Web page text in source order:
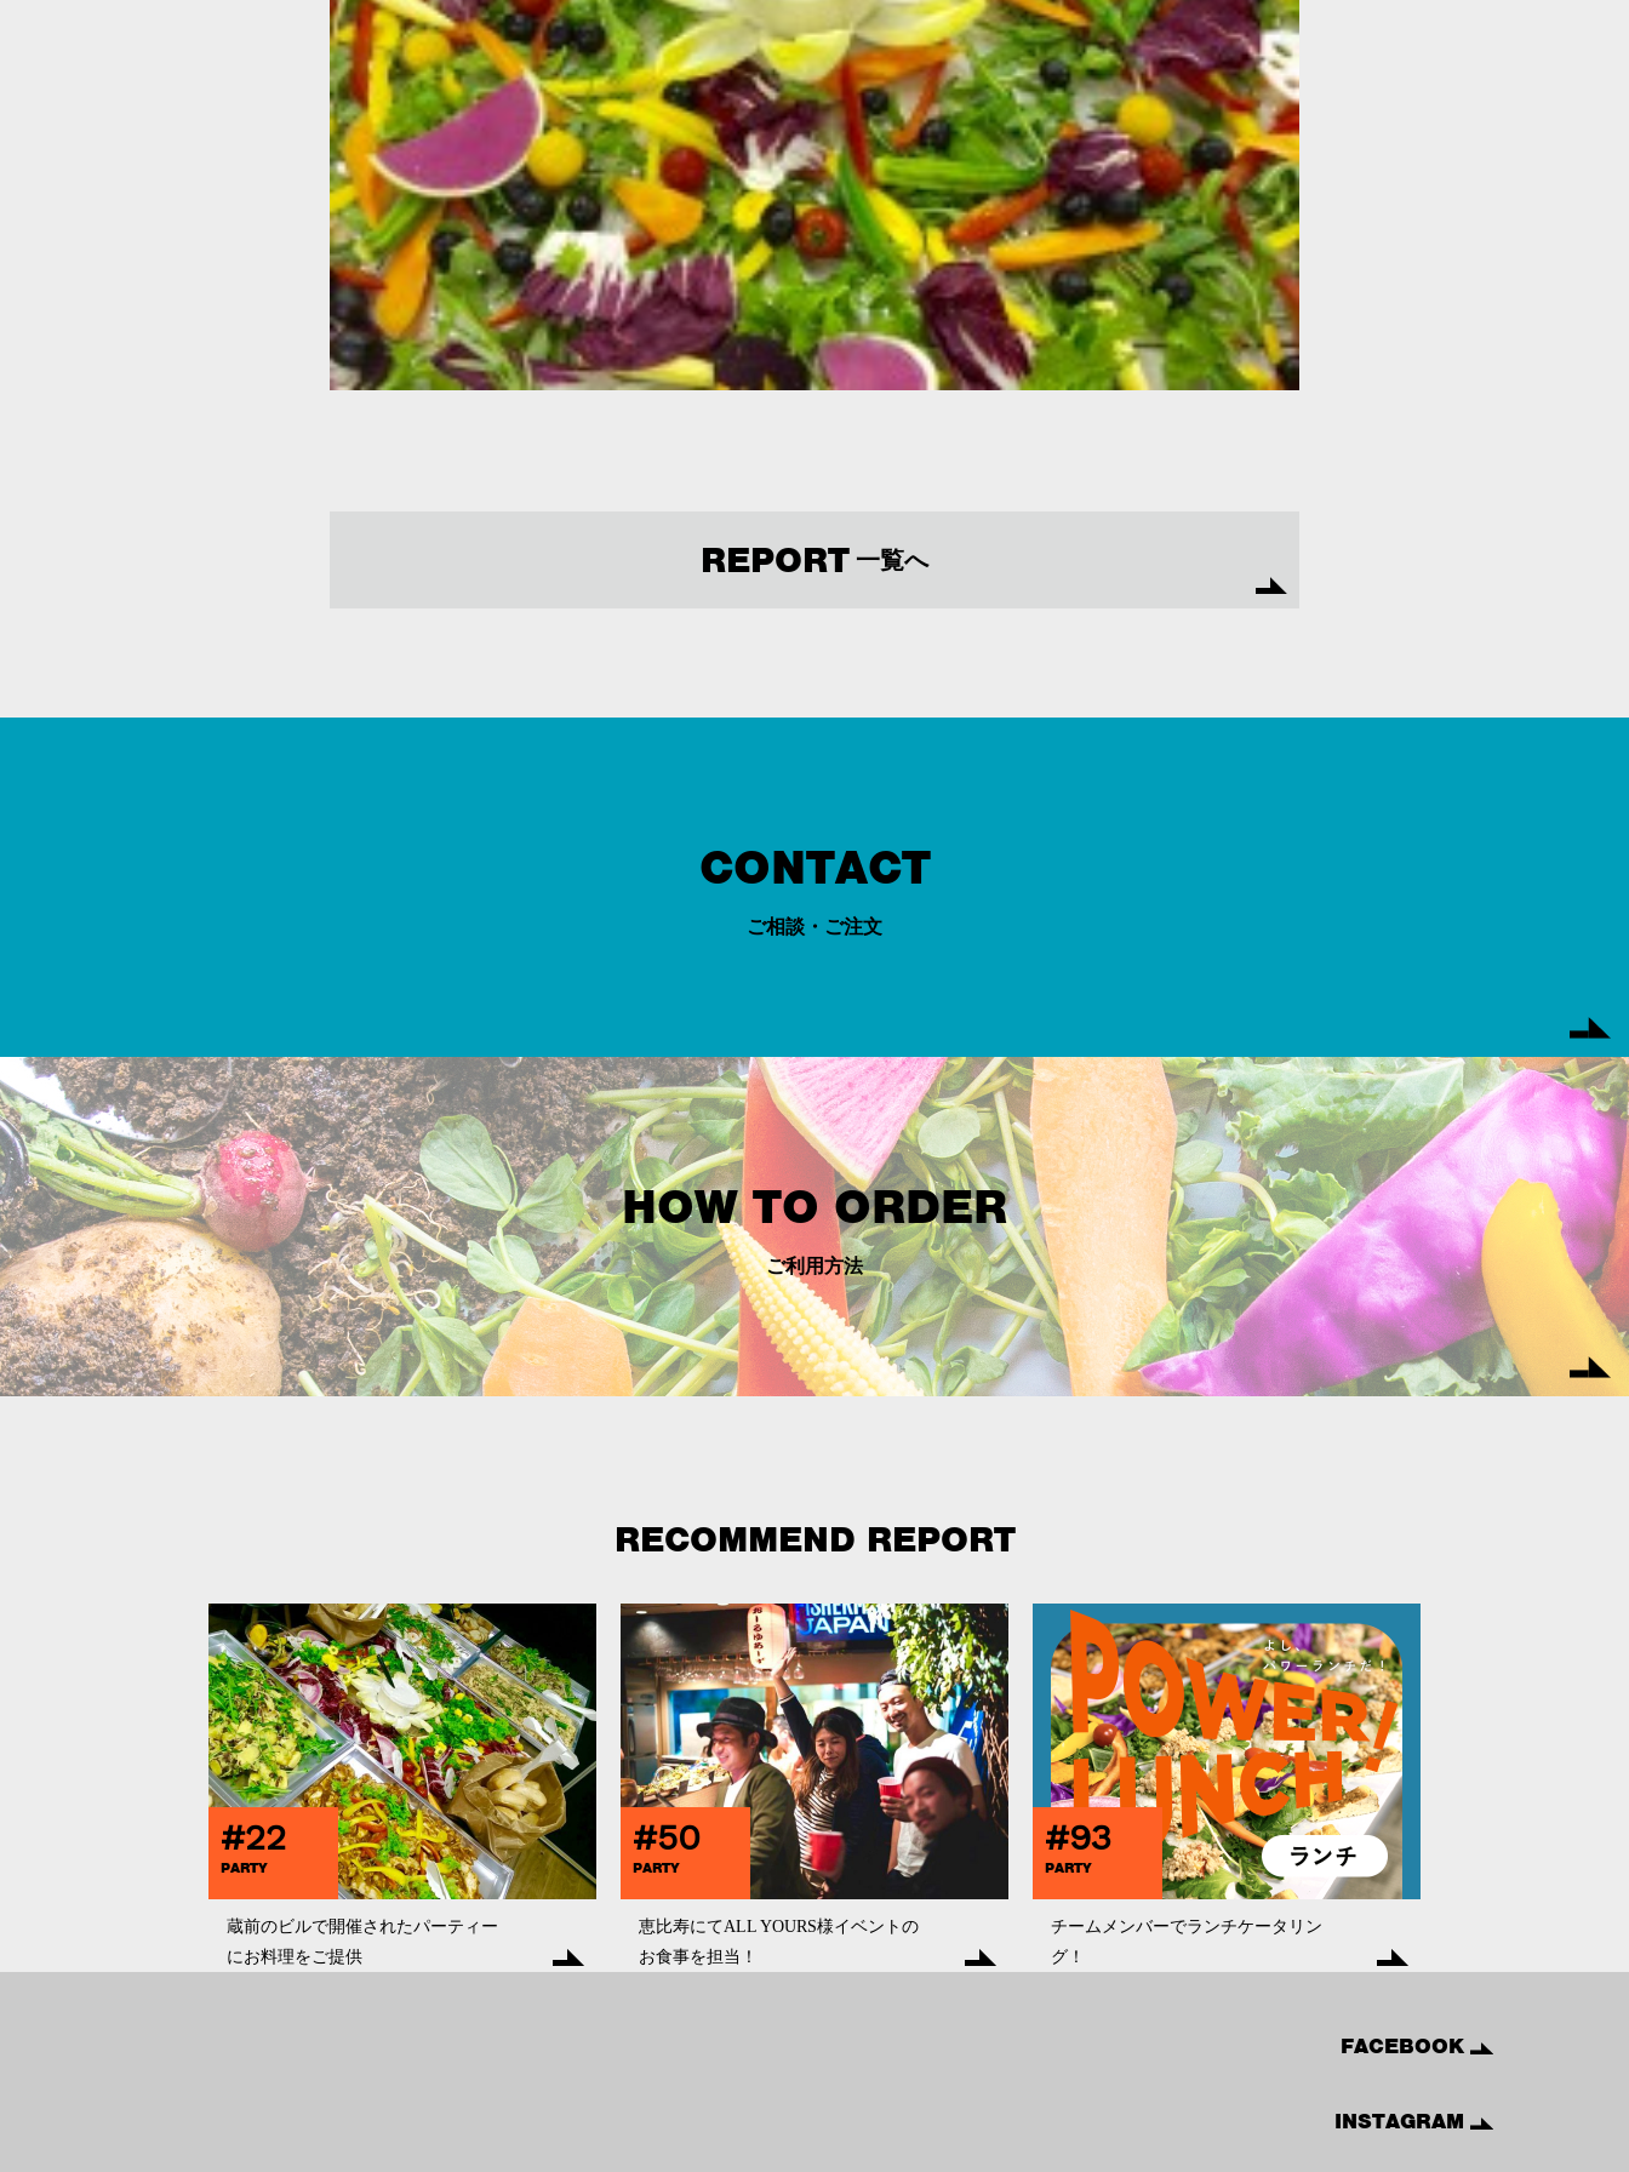
REPORT 一覧へ
CONTACT
ご相談・ご注文
HOW TO ORDER
ご利用方法
RECOMMEND REPORT
#22
PARTY
蔵前のビルで開催されたパーティー
にお料理をご提供
#50
PARTY
恵比寿にてALL YOURS様イベントの
お食事を担当！
#93
PARTY
チームメンバーでランチケータリン
グ！
FACEBOOK
INSTAGRAM